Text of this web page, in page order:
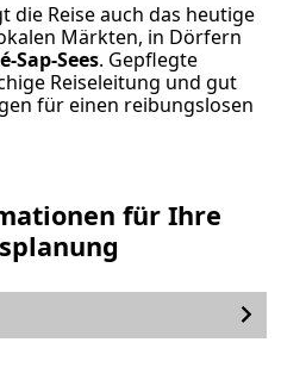
die Reise auch das heutige
Märkten, in Dörfern
. Gepflegte
Reiseleitung und gut
für einen reibungslosen
für Ihre